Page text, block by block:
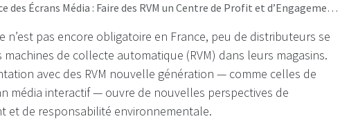
Écrans Média : Faire des RVM un Centre de Profit et d’Engagement dans la Consigne Française
pas encore obligatoire en France, peu de distributeurs se
de collecte automatique (RVM) dans leurs magasins.
avec des RVM nouvelle génération — comme celles de
média interactif — ouvre de nouvelles perspectives de
et de responsabilité environnementale.